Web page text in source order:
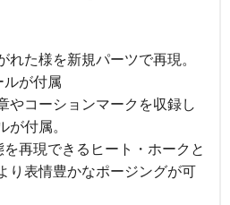
た様を新規パーツで再現。
が付属
やコーションマークを収録し
付属。
再現できるヒート・ホークと
り表情豊かなポージングが可